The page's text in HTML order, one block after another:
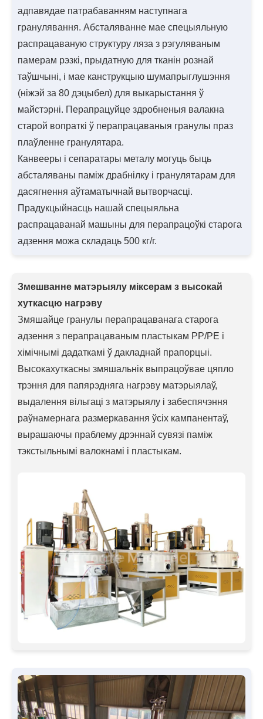
адпавядае патрабаванням наступнага
гранулявання. Абсталяванне мае спецыяльную
распрацаваную структуру ляза з рэгуляваным
памерам рэзкі, прыдатную для тканін рознай
таўшчыні, і мае канструкцыю шумапрыглушэння
(ніжэй за 80 дэцыбел) для выкарыстання ў
майстэрні. Перапрацуйце здробненыя валакна
старой вопраткі ў перапрацаваныя гранулы праз
плаўленне гранулятара.
Канвееры і сепаратары металу могуць быць
абсталяваны паміж драбнілку і гранулятарам для
дасягнення аўтаматычнай вытворчасці.
Прадукцыйнасць нашай спецыяльна
распрацаванай машыны для перапрацоўкі старога
адзення можа складаць 500 кг/г.
Змешванне матэрыялу міксерам з высокай
хуткасцю нагрэву
Змяшайце гранулы перапрацаванага старога
адзення з перапрацаваным пластыкам PP/PE і
хімічнымі дадаткамі ў дакладнай прапорцыі.
Высокахуткасны змяшальнік выпрацоўвае цяпло
трэння для папярэдняга нагрэву матэрыялаў,
выдалення вільгаці з матэрыялу і забеспячэння
раўнамернага размеркавання ўсіх кампанентаў,
вырашаючы праблему дрэннай сувязі паміж
тэкстыльнымі валокнамі і пластыкам.